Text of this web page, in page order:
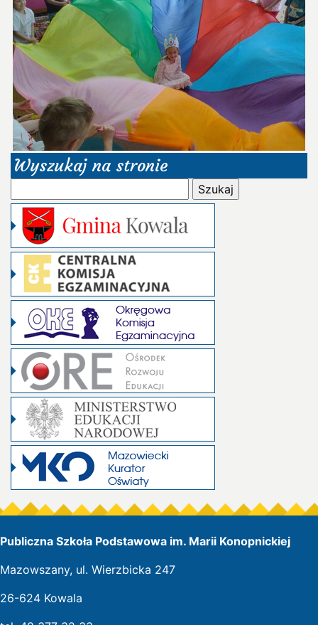
Wyszukaj na stronie
Publiczna Szkoła Podstawowa im. Marii Konopnickiej
Mazowszany, ul. Wierzbicka 247
26-624 Kowala